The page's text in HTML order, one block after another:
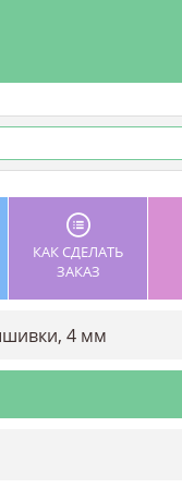
КАК СДЕЛАТЬ
ЗАКАЗ
4 мм